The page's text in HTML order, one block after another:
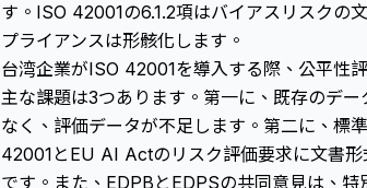
す。ISO 42001の6.1.2項はバイアスリスクの
プライアンスは形骸化します。
台湾企業がISO 42001を導入する際、公平性
主な課題は3つあります。第一に、既存のデ
なく、評価データが不足します。第二に、標
42001とEU AI Actのリスク評価要求に文書
です。また、EDPBとEDPSの共同意見は、